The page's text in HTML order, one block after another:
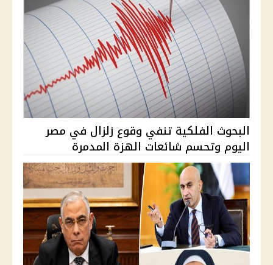
البحوث الفلكية تنفي وقوع زلزال في مصر
اليوم وتحسم شائعات الهزة المدمرة